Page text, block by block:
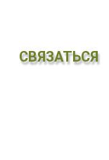
СВЯЗАТЬСЯ